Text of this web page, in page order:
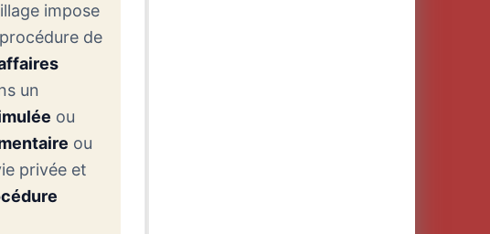
impose
de
un
ou
ou
privée et